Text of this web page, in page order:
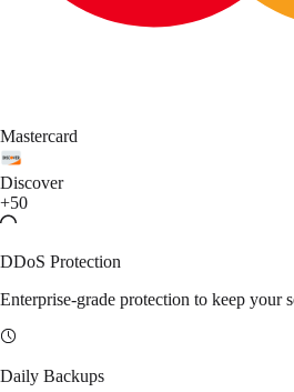
Mastercard
Discover
+50
DDoS Protection
Enterprise-grade protection to keep your
Daily Backups